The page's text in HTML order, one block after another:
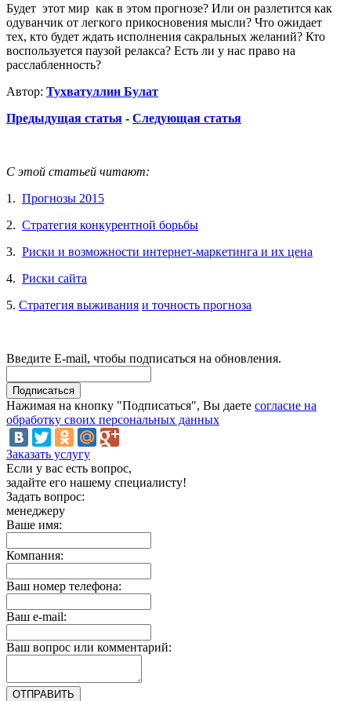
Будет этот мир как в этом прогнозе? Или он разлетится как
одуванчик от легкого прикосновения мысли? Что ожидает
тех, кто будет ждать исполнения сакральных желаний? Кто
воспользуется паузой релакса? Есть ли у нас право на
расслабленность?
Автор: Тухватуллин Булат
Предыдущая статья - Следующая статья
С этой статьей читают:
1. Прогнозы 2015
2. Стратегия конкурентной борьбы
3. Риски и возможности интернет-маркетинга и их цена
4. Риски сайта
5. Стратегия выживания и точность прогноза
Введите E-mail, чтобы подписаться на обновления.
Нажимая на кнопку "Подписаться", Вы даете согласие на
обработку своих персональных данных
Заказать услугу
Если у вас есть вопрос,
задайте его нашему специалисту!
Задать вопрос:
менеджеру
Ваше имя:
Компания:
Ваш номер телефона:
Ваш e-mail:
Ваш вопрос или комментарий: